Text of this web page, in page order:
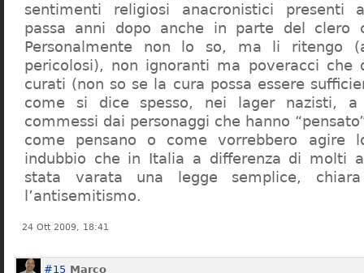
sentimenti religiosi anacronistici presenti
passa anni dopo anche in parte del clero
Personalmente non lo so, ma li ritengo
pericolosi), non ignoranti ma poveracci che
curati (non so se la cura possa essere
come si dice spesso, nei lager nazisti,
commessi dai personaggi che hanno
come pensano o come vorrebbero agire
indubbio che in Italia a differenza di molti
stata varata una legge semplice,
l’antisemitismo.
24 Ott 2009, 18:41
#15 Marco